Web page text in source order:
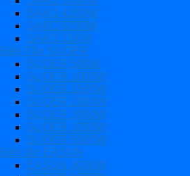
SAKO 4200W
SAKO 6200W
SAKO 11KW
Biến Tần SUOER
SUOER 500W
SUOER 1000W
SUOER 1500W
SUOER 2000W
SUOER 3000W
SUOER 3200W
SUOER 5000W
Biến tần EASUN
EASUN 3000W